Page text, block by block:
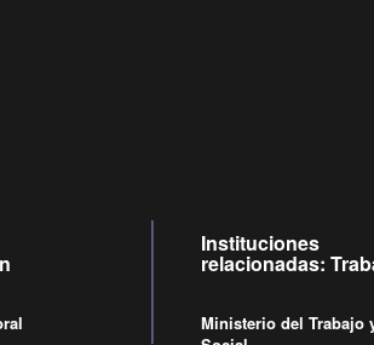
Instituciones
relacionadas:
Ministerio del Trabajo